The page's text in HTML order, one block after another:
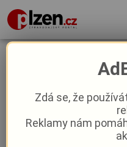
Vážná nehoda
silnici na
4. 4.
Zdá se, že
Reklamy nám